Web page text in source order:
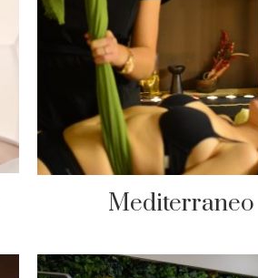
Mediterraneo